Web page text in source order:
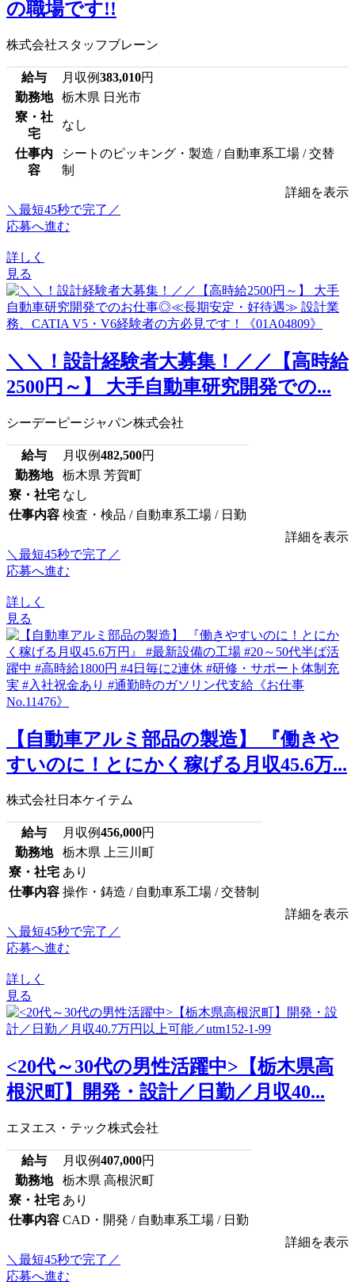
の職場です!!
株式会社スタッフブレーン
給与 月収例383,010円
勤務地
栃木県 日光市
寮・社
宅
なし
仕事内
容
シートのピッキング・製造 / 自動車系工場 / 交替
制
詳細を表示
＼最短45秒で完了／
応募へ進む
詳しく
見る
＼＼！設計経験者大募集！／／【高時給
2500円～】 大手自動車研究開発での...
シーデーピージャパン株式会社
給与 月収例482,500円
勤務地
栃木県 芳賀町
寮・社宅 なし
仕事内容 検査・検品 / 自動車系工場 / 日勤
詳細を表示
＼最短45秒で完了／
応募へ進む
詳しく
見る
【自動車アルミ部品の製造】 『働きや
すいのに！とにかく稼げる月収45.6万...
株式会社日本ケイテム
給与 月収例456,000円
勤務地
栃木県 上三川町
寮・社宅 あり
仕事内容 操作・鋳造 / 自動車系工場 / 交替制
詳細を表示
＼最短45秒で完了／
応募へ進む
詳しく
見る
<20代～30代の男性活躍中>【栃木県高
根沢町】開発・設計／日勤／月収40...
エヌエス・テック株式会社
給与 月収例407,000円
勤務地
栃木県 高根沢町
寮・社宅 あり
仕事内容 CAD・開発 / 自動車系工場 / 日勤
詳細を表示
＼最短45秒で完了／
応募へ進む